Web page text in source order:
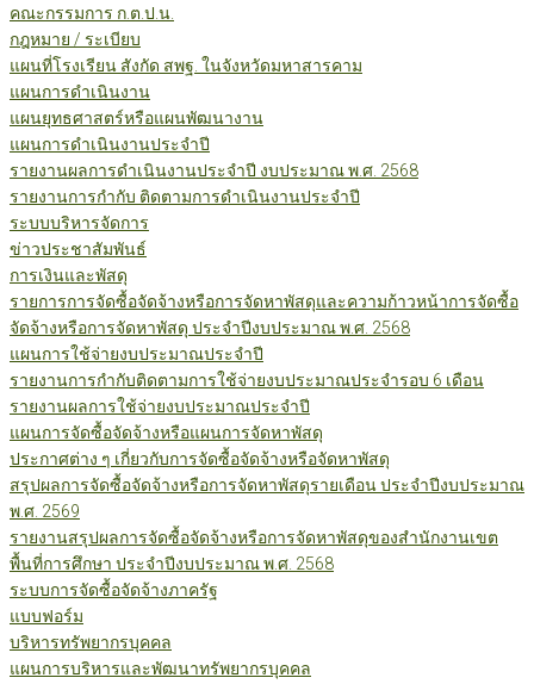
คณะกรรมการ ก.ต.ป.น.
กฎหมาย / ระเบียบ
แผนที่โรงเรียน สังกัด สพฐ. ในจังหวัดมหาสารคาม
แผนการดำเนินงาน
แผนยุทธศาสตร์หรือแผนพัฒนางาน
แผนการดำเนินงานประจำปี
รายงานผลการดำเนินงานประจำปี งบประมาณ พ.ศ. 2568
รายงานการกำกับ ติดตามการดำเนินงานประจำปี
ระบบบริหารจัดการ
ข่าวประชาสัมพันธ์
การเงินและพัสดุ
รายการการจัดซื้อจัดจ้างหรือการจัดหาพัสดุและความก้าวหน้าการจัดซื้อ
จัดจ้างหรือการจัดหาพัสดุ ประจำปีงบประมาณ พ.ศ. 2568
แผนการใช้จ่ายงบประมาณประจำปี
รายงานการกำกับติดตามการใช้จ่ายงบประมาณประจำรอบ 6 เดือน
รายงานผลการใช้จ่ายงบประมาณประจำปี
แผนการจัดซื้อจัดจ้างหรือแผนการจัดหาพัสดุ
ประกาศต่าง ๆ เกี่ยวกับการจัดซื้อจัดจ้างหรือจัดหาพัสดุ
สรุปผลการจัดซื้อจัดจ้างหรือการจัดหาพัสดุรายเดือน ประจำปีงบประมาณ
พ.ศ. 2569
รายงานสรุปผลการจัดซื้อจัดจ้างหรือการจัดหาพัสดุของสำนักงานเขต
พื้นที่การศึกษา ประจำปีงบประมาณ พ.ศ. 2568
ระบบการจัดซื้อจัดจ้างภาครัฐ
แบบฟอร์ม
บริหารทรัพยากรบุคคล
แผนการบริหารและพัฒนาทรัพยากรบุคคล